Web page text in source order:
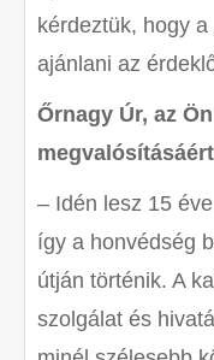
kérdeztük, hogy
ajánlani az
Őrnagy Úr, az
– Idén lesz 15
így a honvédség
útján történik. A
szolgálat és